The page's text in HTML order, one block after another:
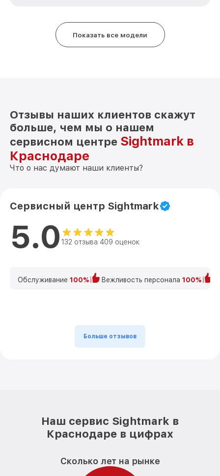
Показать все модели
Отзывы наших клиентов скажут
больше, чем мы о нашем
сервисном центре Sightmark в
Краснодаре
Что о нас думают наши клиенты?
Сервисный центр Sightmark
5.0 132 отзыва 409 оценок
Обслуживание 100% Вежливость персонала 100%
Больше отзывов
Наш сервис Sightmark в
Краснодаре в цифрах
Сколько лет на рынке